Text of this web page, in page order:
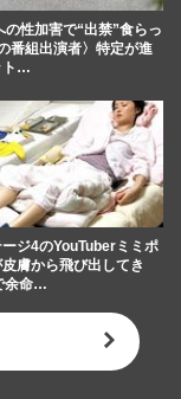
の性加害で“出禁”食らっ
番組出演者〉特定が進
ト…
ジ4のYouTuberミミポ
膚から飛び出してき
余命…